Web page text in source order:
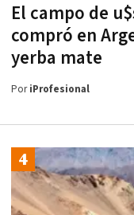
El campo de
compró en
yerba mate
PoriProfesional